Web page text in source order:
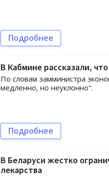
Подробнее
В Кабмине рассказали,
По словам замминистра
медленно, но неуклонно".
Подробнее
В Беларуси жестко
лекарства